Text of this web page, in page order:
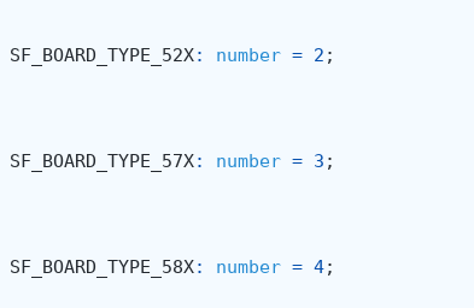
SF_BOARD_TYPE_52X: number = 2 ;
SF_BOARD_TYPE_57X: number = 3 ;
SF_BOARD_TYPE_58X: number = 4;